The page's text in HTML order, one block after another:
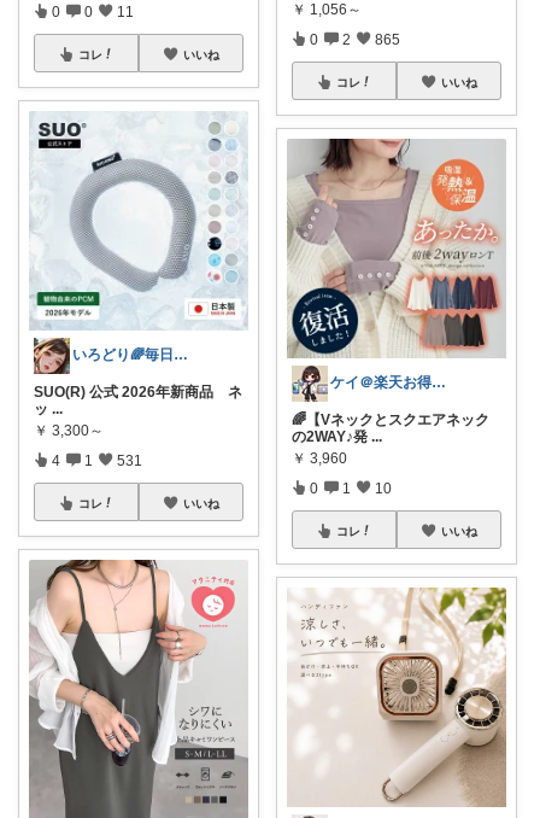
0 0 11
コレ いいね
いろどり🌈毎日カラフル✨🌈
SUO(R) 公式 2026年新商品 ネ
ッ ...
￥ 3,300～
4 1 531
コレ いいね
￥ 1,056～
0 2 865
コレ いいね
ケイ＠楽天お得生活
🌈【Vネックとスクエアネック
の2WAY♪発 ...
￥ 3,960
0 1 10
コレ いいね